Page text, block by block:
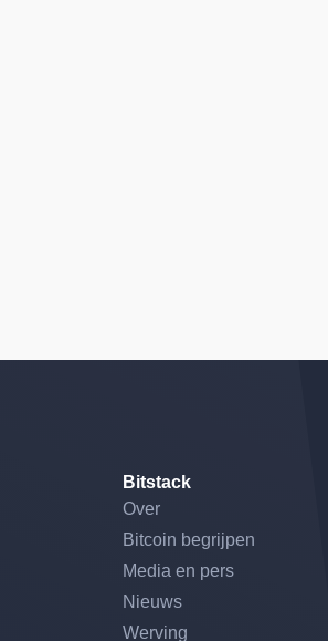
Bitstack
Over
Bitcoin begrijpen
Media en pers
Nieuws
Werving